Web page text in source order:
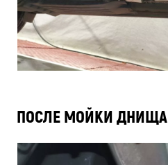
ПОСЛЕ МОЙКИ ДНИЩА